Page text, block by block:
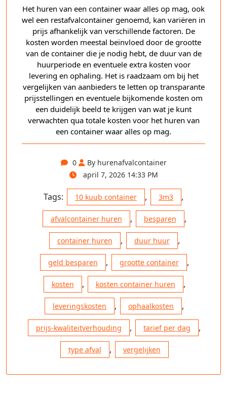
Het huren van een container waar alles op mag, ook
wel een restafvalcontainer genoemd, kan variëren in
prijs afhankelijk van verschillende factoren. De
kosten worden meestal beïnvloed door de grootte
van de container die je nodig hebt, de duur van de
huurperiode en eventuele extra kosten voor
levering en ophaling. Het is raadzaam om bij het
vergelijken van aanbieders te letten op transparante
prijsstellingen en eventuele bijkomende kosten om
een duidelijk beeld te krijgen van wat je kunt
verwachten qua totale kosten voor het huren van
een container waar alles op mag.
0
By hurenafvalcontainer
april 7, 2026 14:33 PM
Tags: 10 kuub container , 3m3 ,
afvalcontainer huren , besparen ,
container huren , duur huur ,
geld besparen , grootte container ,
kosten , kosten container huren ,
leveringskosten , ophaalkosten ,
prijs-kwaliteitverhouding , tarief per dag ,
type afval , vergelijken